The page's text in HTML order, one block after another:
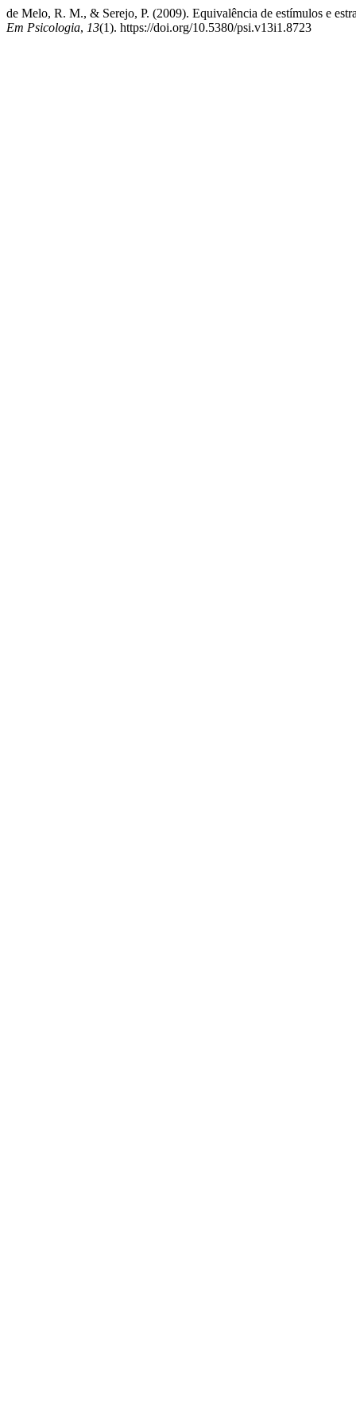
de Melo, R. M., & Serejo, P. (2009). Equivalência de estímulos e
Em Psicologia, 13(1). https://doi.org/10.5380/psi.v13i1.8723